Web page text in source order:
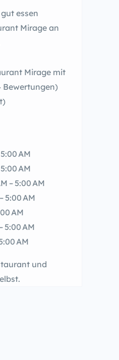
essen
Mirage an
Mirage mit
Bewertungen)
AM
AM
– 5:00 AM
5:00 AM
AM
5:00 AM
AM
und